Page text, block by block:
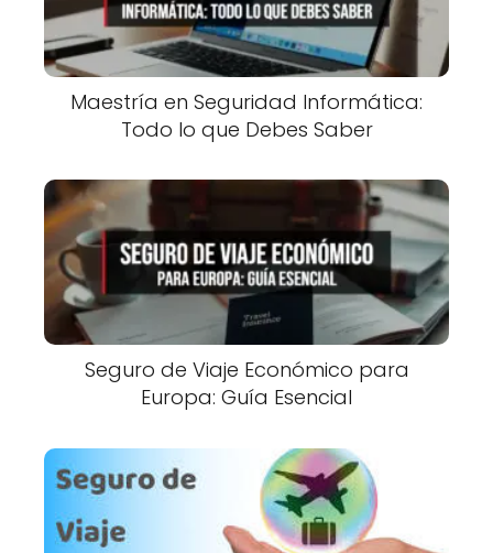
Maestría en Seguridad Informática:
Todo lo que Debes Saber
Seguro de Viaje Económico para
Europa: Guía Esencial